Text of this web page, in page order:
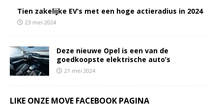
Tien zakelijke EV’s met een hoge actieradius in 2024
23 mei 2024
Deze nieuwe Opel is een van de
goedkoopste elektrische auto’s
21 mei 2024
LIKE ONZE MOVE FACEBOOK PAGINA